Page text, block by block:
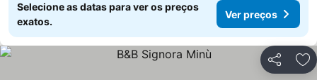
Selecione as datas para ver os preços
exatos.
Ver preços
Partilhar